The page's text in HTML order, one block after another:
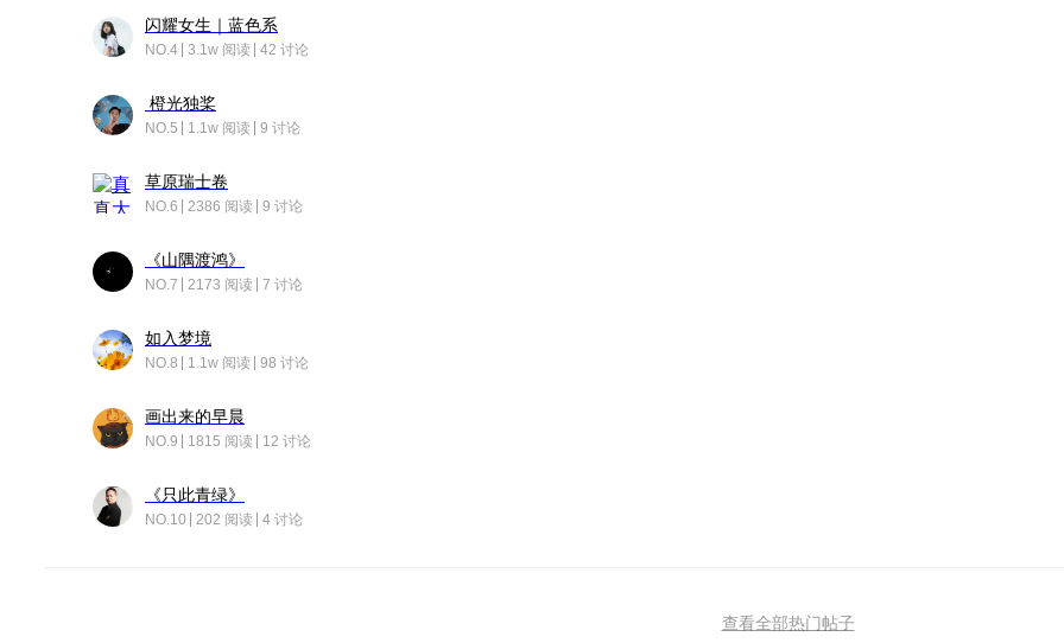
闪耀女生｜蓝色系
NO.4 3.1w 阅读 42 讨论
橙光独桨
NO.5 1.1w 阅读 9 讨论
草原瑞士卷
NO.6 2386 阅读 9 讨论
《山隅渡鸿》
NO.7 2173 阅读 7 讨论
如入梦境
NO.8 1.1w 阅读 98 讨论
画出来的早晨
NO.9 1815 阅读 12 讨论
《只此青绿》
NO.10 202 阅读 4 讨论
查看全部热门帖子